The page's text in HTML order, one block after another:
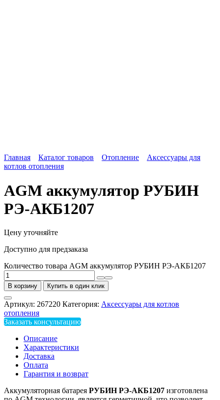
Главная Каталог товаров Отопление
Аксессуары для
котлов отопления
AGM аккумулятор РУБИН
РЭ-АКБ1207
Цену уточняйте
Доступно для предзаказа
Количество товара AGM аккумулятор РУБИН РЭ-АКБ1207
В корзину Купить в один клик
Артикул: 267220 Категория: Аксессуары для котлов
отопления
Заказать консультацию
Описание
Характеристики
Доставка
Оплата
Гарантия и возврат
Аккумуляторная батарея РУБИН РЭ-АКБ1207 изготовлена